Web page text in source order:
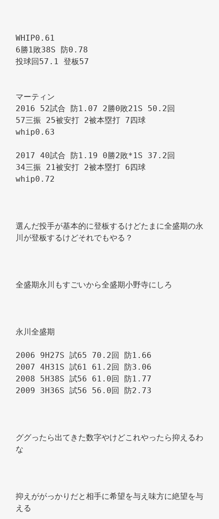
WHIP0.61
6勝1敗38S 防0.78
投球回57.1 登板57
マーティン
2016 52試合 防1.07 2勝0敗21S 50.2回
57三振 25被安打 2被本塁打 7四球
whip0.63
2017 40試合 防1.19 0勝2敗*1S 37.2回
34三振 21被安打 2被本塁打 6四球
whip0.72
選んだ投手が基本的に登板するけどたまに全盛期の永
川が登板するけどそれでもやる？
全盛期永川もすごいから全盛期小野寺にしろ
永川全盛期
2006 9H27S 試65 70.2回 防1.66
2007 4H31S 試61 61.2回 防3.06
2008 5H38S 試56 61.0回 防1.77
2009 3H36S 試56 56.0回 防2.73
ググったら出てきた数字やけどこれやったら抑えるわ
な
抑えががっかりだと相手に希望を与え味方に絶望を与
える